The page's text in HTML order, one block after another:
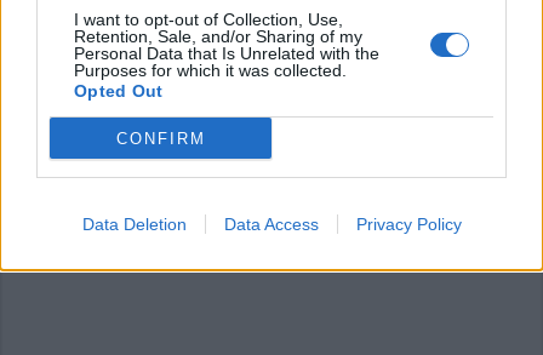
I want to opt-out of Collection, Use,
Retention, Sale, and/or Sharing of my
Personal Data that Is Unrelated with the
Purposes for which it was collected.
Opted Out
CONFIRM
Data Deletion Data Access Privacy Policy